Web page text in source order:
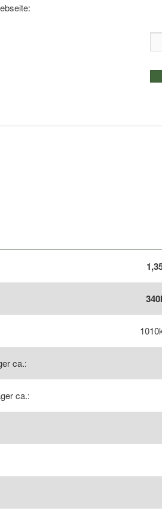
+
+
ca.:
ca.: